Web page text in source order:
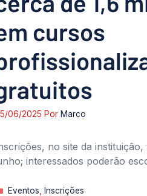
cursos
06/2025 Por Marco
no site da instituição,
interessados poderão
Categorias
Eventos
Inscrições